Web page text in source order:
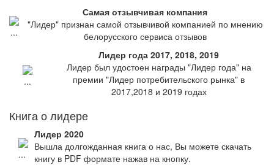
Самая отзывчивая компания
"Лидер" признан самой отзывчивой компанией по мнению
белорусского сервиса отзывов
Лидер года 2017, 2018, 2019
Лидер был удостоен награды "Лидер года" на
премии "Лидер потребительского рынка" в
2017,2018 и 2019 годах
Книга о лидере
Лидер 2020
Вышла долгожданная книга о нас, Вы можете скачать
книгу в PDF формате нажав на кнопку.